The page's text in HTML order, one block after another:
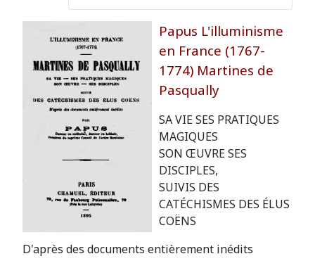
Papus L'illuminisme
en France (1767-
1774) Martines de
Pasqually
SA VIE SES PRATIQUES
MAGIQUES
SON ŒUVRE SES
DISCIPLES,
SUIVIS DES
CATÉCHISMES DES ÉLUS
COËNS
D'après des documents entièrement inédits